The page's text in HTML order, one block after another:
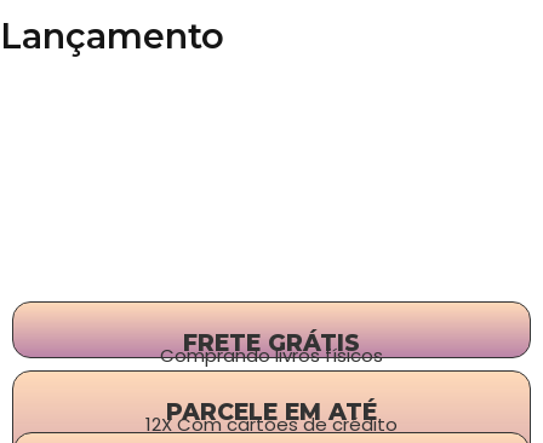
Lançamento
FRETE GRÁTIS
Comprando livros físicos
PARCELE EM ATÉ
12X Com cartões de crédito